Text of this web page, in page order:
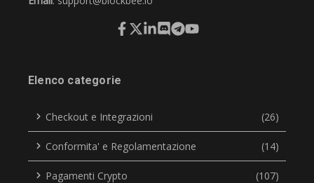
Elenco categorie
Checkout e Integrazioni (26)
Conformita' e Regolamentazione (14)
Pagamenti Crypto (107)